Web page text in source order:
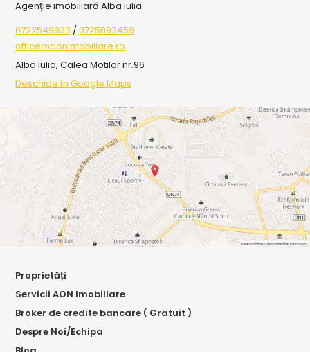
Agenție imobiliară Alba Iulia
0722549933 /0725893459
office@aonimobiliare.ro
Alba Iulia, Calea Motilor nr.96
Deschide în Google Maps
Proprietăți
Servicii AON Imobiliare
Broker de credite bancare ( Gratuit )
Despre Noi/Echipa